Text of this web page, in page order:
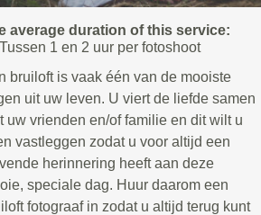
average duration of this service:
Tussen 1 en 2 uur per fotoshoot
bruiloft is vaak één van de mooiste
uit uw leven. U viert de liefde samen
uw vrienden en/of familie en dit wilt u
vastleggen zodat u voor altijd een
herinnering heeft aan deze
speciale dag. Huur daarom een
fotograaf in zodat u altijd terug kunt